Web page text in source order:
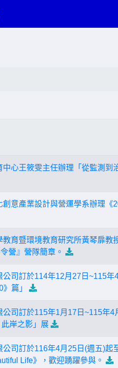
心王筱雯主任辦理「從監測
意產業設計與營運學系辦理
育暨環境教育研究所黃琴扉
營』營隊簡章。
司訂於114年12月27日~115
篇」
司訂於115年1月17日~115年
岸之影」展
司訂於116年4月25日(週五)
Life》，歡迎踴躍參與。